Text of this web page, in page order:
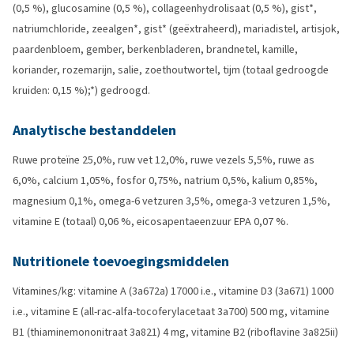
(0,5 %), glucosamine (0,5 %), collageenhydrolisaat (0,5 %), gist*,
natriumchloride, zeealgen*, gist* (geëxtraheerd), mariadistel, artisjok,
paardenbloem, gember, berkenbladeren, brandnetel, kamille,
koriander, rozemarijn, salie, zoethoutwortel, tijm (totaal gedroogde
kruiden: 0,15 %);*) gedroogd.
Analytische bestanddelen
Ruwe proteïne 25,0%, ruw vet 12,0%, ruwe vezels 5,5%, ruwe as
6,0%, calcium 1,05%, fosfor 0,75%, natrium 0,5%, kalium 0,85%,
magnesium 0,1%, omega-6 vetzuren 3,5%, omega-3 vetzuren 1,5%,
vitamine E (totaal) 0,06 %, eicosapentaeenzuur EPA 0,07 %.
Nutritionele toevoegingsmiddelen
Vitamines/kg: vitamine A (3a672a) 17000 i.e., vitamine D3 (3a671) 1000
i.e., vitamine E (all-rac-alfa-tocoferylacetaat 3a700) 500 mg, vitamine
B1 (thiaminemononitraat 3a821) 4 mg, vitamine B2 (riboflavine 3a825ii)